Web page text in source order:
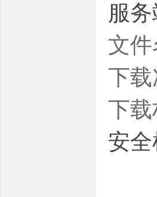
服务
文
下载
下载
安